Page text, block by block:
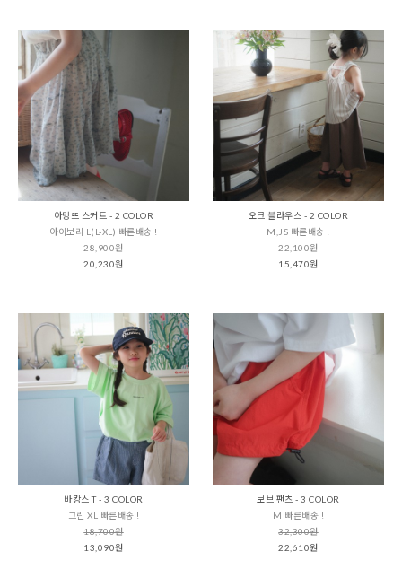
아망뜨 스커트 - 2 COLOR
아이보리 L(L-XL) 빠른배송 !
28,900원
20,230원
오크 블라우스 - 2 COLOR
M,JS 빠른배송 !
22,100원
15,470원
바캉스 T - 3 COLOR
그린 XL 빠른배송 !
18,700원
13,090원
보브 팬츠 - 3 COLOR
M 빠른배송 !
32,300원
22,610원